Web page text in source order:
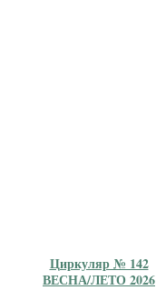
Циркуляр № 142
ВЕСНА/ЛЕТО 2026